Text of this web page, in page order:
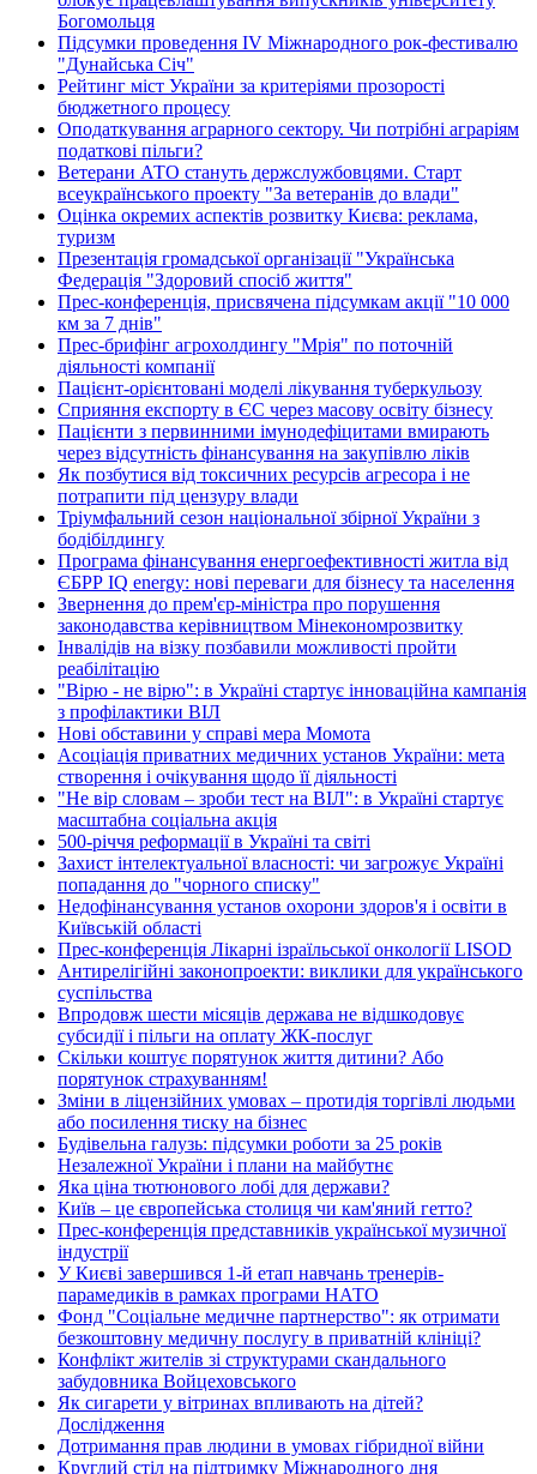
Богомольця
Підсумки проведення IV Міжнародного рок-фестивалю
"Дунайська Січ"
Рейтинг міст України за критеріями прозорості
бюджетного процесу
Оподаткування аграрного сектору. Чи потрібні аграріям
податкові пільги?
Ветерани АТО стануть держслужбовцями. Старт
всеукраїнського проекту "За ветеранів до влади"
Оцінка окремих аспектів розвитку Києва: реклама,
туризм
Презентація громадської організації "Українська
Федерація "Здоровий спосіб життя"
Прес-конференція, присвячена підсумкам акції "10 000
км за 7 днів"
Прес-брифінг агрохолдингу "Мрія" по поточній
діяльності компанії
Пацієнт-орієнтовані моделі лікування туберкульозу
Сприяння експорту в ЄС через масову освіту бізнесу
Пацієнти з первинними імунодефіцитами вмирають
через відсутність фінансування на закупівлю ліків
Як позбутися від токсичних ресурсів агресора і не
потрапити під цензуру влади
Тріумфальний сезон національної збірної України з
бодібілдингу
Програма фінансування енергоефективності житла від
ЄБРР IQ energy: нові переваги для бізнесу та населення
Звернення до прем'єр-міністра про порушення
законодавства керівництвом Мінекономрозвитку
Інвалідів на візку позбавили можливості пройти
реабілітацію
"Вірю - не вірю": в Україні стартує інноваційна кампанія
з профілактики ВІЛ
Нові обставини у справі мера Момота
Асоціація приватних медичних установ України: мета
створення і очікування щодо її діяльності
"Не вір словам – зроби тест на ВІЛ": в Україні стартує
масштабна соціальна акція
500-річчя реформації в Україні та світі
Захист інтелектуальної власності: чи загрожує Україні
попадання до "чорного списку"
Недофінансування установ охорони здоров'я і освіти в
Київській області
Прес-конференція Лікарні ізраїльської онкології LISOD
Антирелігійні законопроекти: виклики для українського
суспільства
Впродовж шести місяців держава не відшкодовує
субсидії і пільги на оплату ЖК-послуг
Скільки коштує порятунок життя дитини? Або
порятунок страхуванням!
Зміни в ліцензійних умовах – протидія торгівлі людьми
або посилення тиску на бізнес
Будівельна галузь: підсумки роботи за 25 років
Незалежної України і плани на майбутнє
Яка ціна тютюнового лобі для держави?
Київ – це європейська столиця чи кам'яний гетто?
Прес-конференція представників української музичної
індустрії
У Києві завершився 1-й етап навчань тренерів-
парамедиків в рамках програми НАТО
Фонд "Соціальне медичне партнерство": як отримати
безкоштовну медичну послугу в приватній клініці?
Конфлікт жителів зі структурами скандального
забудовника Войцеховського
Як сигарети у вітринах впливають на дітей?
Дослідження
Дотримання прав людини в умовах гібридної війни
Круглий стіл на підтримку Міжнародного дня